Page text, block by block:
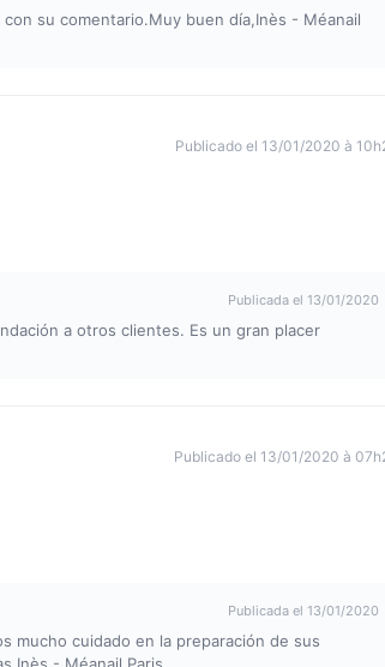
su comentario.Muy buen día,Inès - Méanail
Publicado el 13/01/2020 à
Publicada el 13/01/2020
a otros clientes. Es un gran placer
Publicado el 13/01/2020 à
Publicada el 13/01/2020
mucho cuidado en la preparación de sus